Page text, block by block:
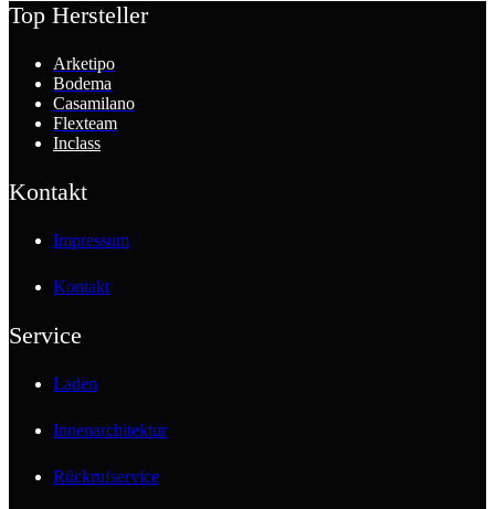
Top Hersteller
Arketipo
Bodema
Casamilano
Flexteam
Inclass
Kontakt
Impressum
Kontakt
Service
Laden
Innenarchitektur
Rückrufservice